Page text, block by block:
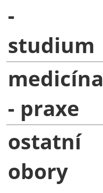
-
studium
medicína
- praxe
ostatní
obory